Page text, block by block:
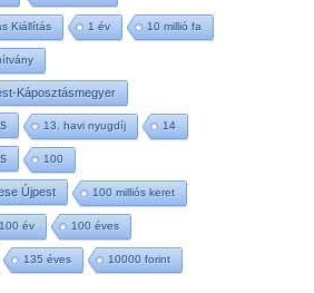
Kiállítás 1 év 10 millió fa
Káposztásmegyer
13. havi nyugdíj 14
100
Újpest 100 milliós keret
100 év 100 éves
135 éves 10000 forint